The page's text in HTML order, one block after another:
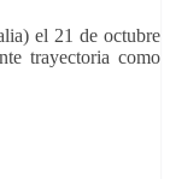
el 21 de octubre
trayectoria como